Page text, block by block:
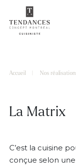
Accueil Nos
La Matrix
C’est la cuisine
conçue selon